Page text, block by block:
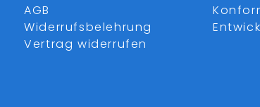
AGB
Widerrufsbelehrung
Vertrag widerrufen